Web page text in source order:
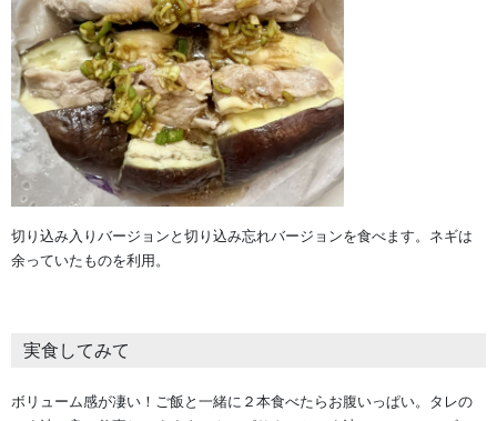
切り込み入りバージョンと切り込み忘れバージョンを食べます。ネギは
余っていたものを利用。
実食してみて
ボリューム感が凄い！ご飯と一緒に２本食べたらお腹いっぱい。タレの